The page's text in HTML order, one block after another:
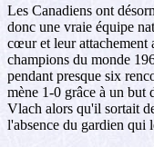
Les Canadiens ont
donc une vraie équipe
cœur et leur attachement
champions du monde
pendant presque six
mène 1-0 grâce à un
Vlach alors qu'il sortait
l'absence du gardien qui